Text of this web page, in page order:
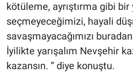
kötüleme, ayrıştırma gibi
seçmeyeceğimizi, hayali
savaşmayacağımızı
İyilikte yarışalım Nevşehir
kazansın. “ diye konuştu.